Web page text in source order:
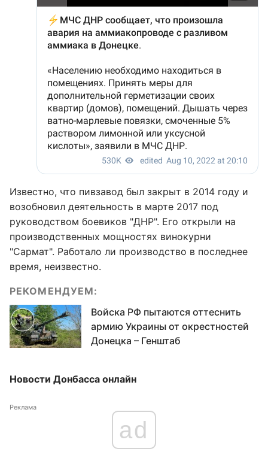
Известно, что пивзавод был закрыт в 2014 году и
возобновил деятельность в марте 2017 под
руководством боевиков "ДНР". Его открыли на
производственных мощностях винокурни
"Сармат". Работало ли производство в последнее
время, неизвестно.
РЕКОМЕНДУЕМ:
Войска РФ пытаются оттеснить
армию Украины от окрестностей
Донецка – Генштаб
Новости Донбасса онлайн
Реклама
ad